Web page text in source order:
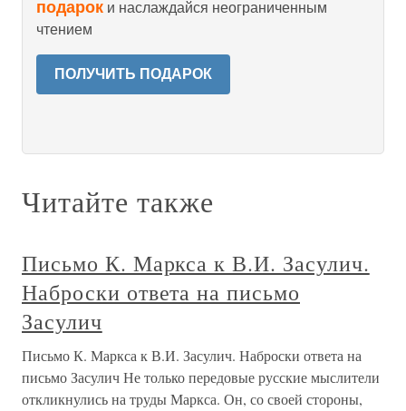
подарок и наслаждайся неограниченным
чтением
ПОЛУЧИТЬ ПОДАРОК
Читайте также
Письмо К. Маркса к В.И. Засулич.
Наброски ответа на письмо
Засулич
Письмо К. Маркса к В.И. Засулич. Наброски ответа на
письмо Засулич Не только передовые русские мыслители
откликнулись на труды Маркса. Он, со своей стороны,